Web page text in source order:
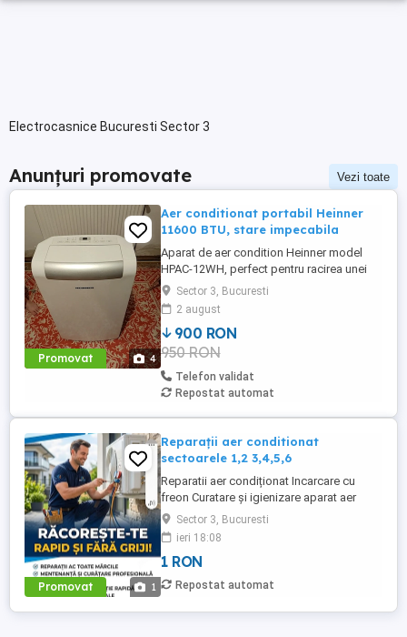
Electrocasnice Bucuresti Sector 3
Anunțuri promovate Vezi toate
Promovat 4
Aer conditionat portabil Heinner
11600 BTU, stare impecabila
Aparat de aer condition Heinner model
HPAC-12WH, perfect pentru racirea unei
camere daca nu se poate instala un aer
conditionat standard. Pe langa functia de
racire, are si functii de incalzire,
dezumidificare, ventilatie, mod de dormit
noapte si timer. Il vand impreuna cu
manualul, tubul care duce aerul ...
Sector 3, Bucuresti
2 august
900 RON
950 RON
Telefon validat
Repostat automat
Promovat 1
Reparații aer conditionat
sectoarele 1,2 3,4,5,6
Reparatii aer condiționat Incarcare cu
freon Curatare și igienizare aparat aer
condiționat cu solutii profesionale Revizii
și mentenanță Demontare aparat aer
condiționat
Sector 3, Bucuresti
ieri 18:08
1 RON
Repostat automat